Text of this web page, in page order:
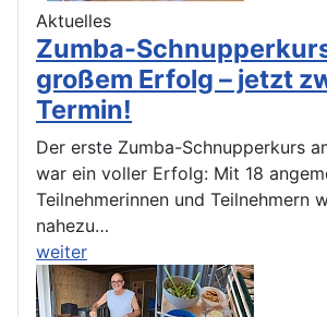
Aktuelles
Zumba-
großem Erfolg – jetzt
Termin!
Der erste Zumba-Schnupperkurs
war ein voller Erfolg: Mit 18
Teilnehmerinnen und Teilnehmern
nahezu…
weiter